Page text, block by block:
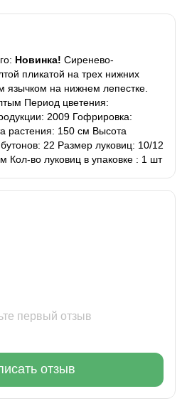
Новинка! Сиренево-
пликатой на трех нижних
язычком на нижнем лепестке.
Период цветения:
2009 Гофрировка:
растения: 150 см Высота
22 Размер луковиц: 10/12
Кол-во луковиц в упаковке : 1 шт
первый отзыв
отзыв